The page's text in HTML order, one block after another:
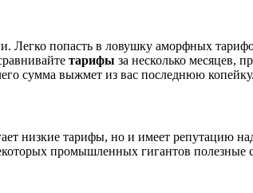
попасть в ловушку аморфных
тарифы за несколько месяцев,
сумма выжмет из вас последнюю копейку.
низкие тарифы, но и имеет репутацию
промышленных гигантов полезные